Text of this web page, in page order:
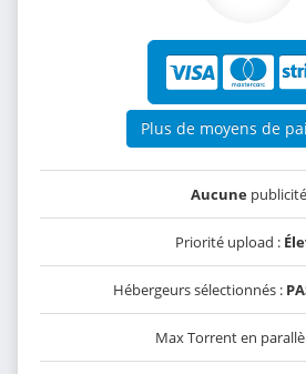
Plus de moyens de
Aucunepublicité
Priorité upload :
Hébergeurs sélectionnés :
Max Torrent en